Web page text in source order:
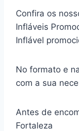
Confira os
Infláveis
Inflável
No formato e
com a sua
Antes de
Fortaleza